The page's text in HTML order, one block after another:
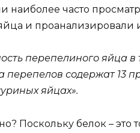
наиболее часто
и проанализировали
перепелиного яйца
содержат 13
яйцах».
Поскольку белок – это